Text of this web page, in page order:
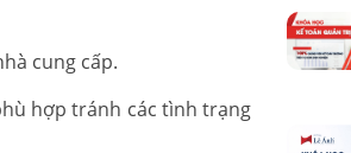
cung cấp.
hợp tránh các tình trạng